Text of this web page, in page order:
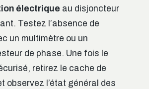
électrique au disjoncteur
Testez l’absence de
un multimètre ou un
de phase. Une fois le
retirez le cache de
observez l’état général des